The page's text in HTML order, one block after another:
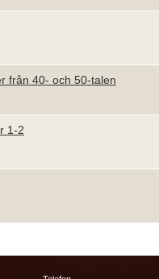
från 40- och 50-talen
1-2